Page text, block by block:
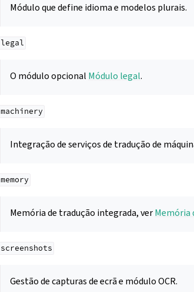
Módulo que define idioma e modelos plurais.
legal
O módulo opcional Módulo legal.
machinery
Integração de serviços de tradução de
memory
Memória de tradução integrada, verMemória
screenshots
Gestão de capturas de ecrã e módulo OCR.